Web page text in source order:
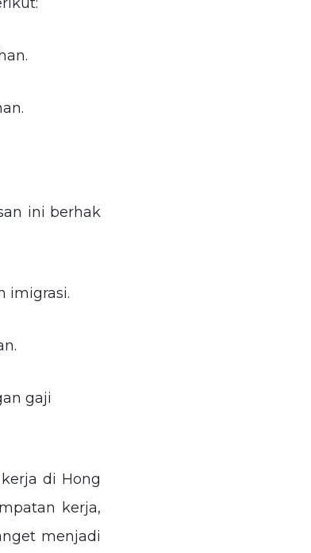
ini berhak
imigrasi.
gaji
di Hong
kerja,
menjadi